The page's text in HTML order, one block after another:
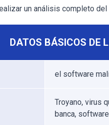
un análisis completo
DATOS BÁSICOS DE
el software
Troyano, virus
banca,